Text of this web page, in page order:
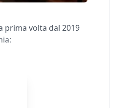
prima volta dal 2019